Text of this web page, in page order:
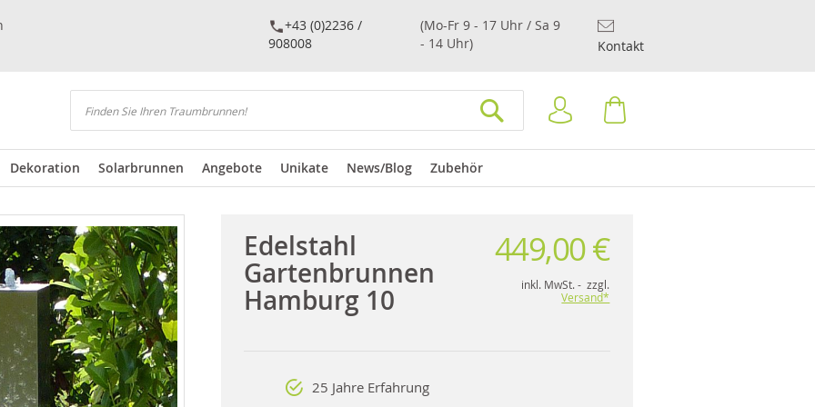
+43 (0)2236 /
908008
(Mo-Fr 9 - 17 Uhr / Sa 9
- 14 Uhr)
Kontakt
Suchen
Anmelden
Dekoration Solarbrunnen Angebote Unikate News/Blog Zubehör
Edelstahl
Gartenbrunnen
Hamburg 10
449,00 €
inkl. MwSt. - zzgl.
Versand*
25 Jahre Erfahrung